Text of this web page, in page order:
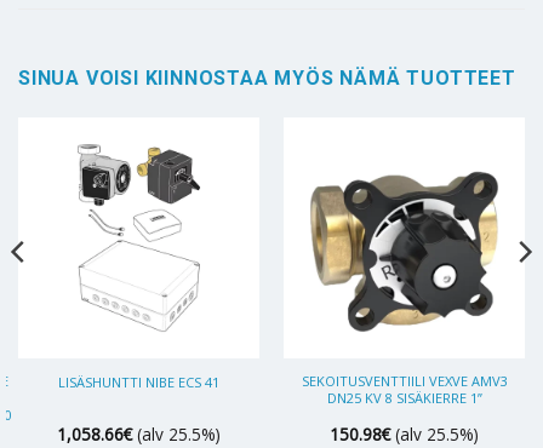
SINUA VOISI KIINNOSTAA MYÖS NÄMÄ TUOTTEET
LISÄSHUNTTI NIBE ECS 41
1,058.66€ (alv 25.5%)
SEKOITUSVENTTIILI VEXVE AMV3
DN25 KV 8 SISÄKIERRE 1”
150.98€ (alv 25.5%)